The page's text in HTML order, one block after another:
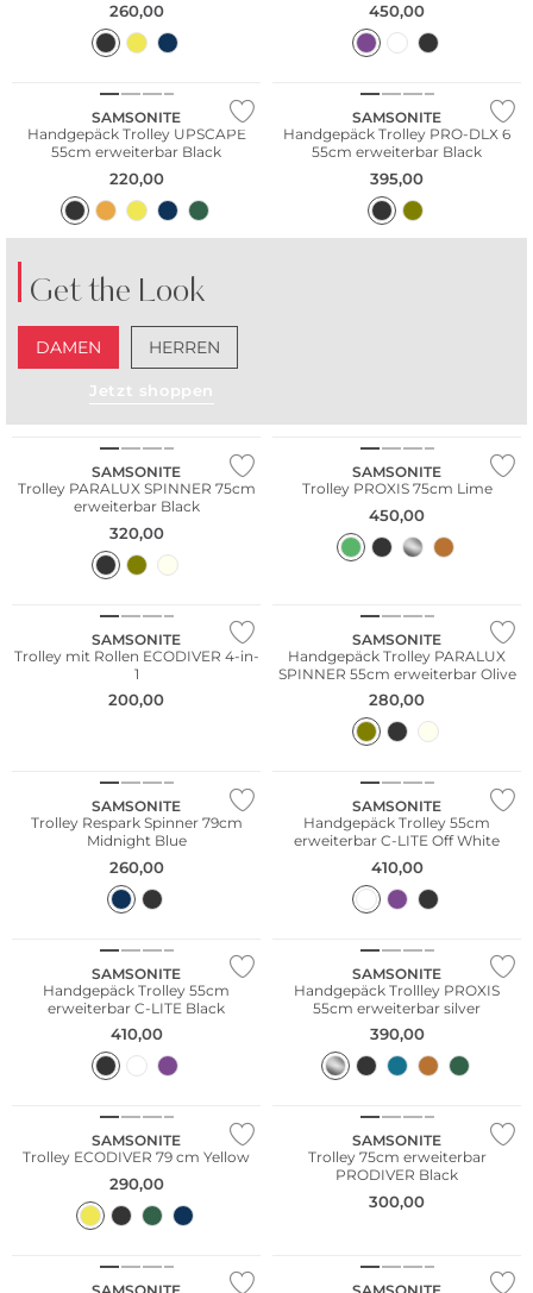
260,00 450,00
SAMSONITE
Handgepäck Trolley UPSCAPE
55cm erweiterbar Black
220,00
SAMSONITE
Handgepäck Trolley PRO-DLX 6
55cm erweiterbar Black
395,00
Get the Look
DAMEN HERREN
Jetzt shoppen
SAMSONITE
Trolley PARALUX SPINNER 75cm
erweiterbar Black
320,00
SAMSONITE
Trolley PROXIS 75cm Lime
450,00
SAMSONITE
Trolley mit Rollen ECODIVER 4-in-
1
200,00
SAMSONITE
Handgepäck Trolley PARALUX
SPINNER 55cm erweiterbar Olive
280,00
SAMSONITE
Trolley Respark Spinner 79cm
Midnight Blue
260,00
SAMSONITE
Handgepäck Trolley 55cm
erweiterbar C-LITE Off White
410,00
SAMSONITE
Handgepäck Trolley 55cm
erweiterbar C-LITE Black
410,00
SAMSONITE
Handgepäck Trollley PROXIS
55cm erweiterbar silver
390,00
SAMSONITE
Trolley ECODIVER 79 cm Yellow
290,00
SAMSONITE
Trolley 75cm erweiterbar
PRODIVER Black
300,00